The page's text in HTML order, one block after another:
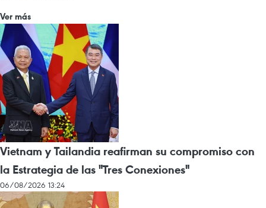
Ver más
Vietnam y Tailandia reafirman su compromiso con
la Estrategia de las "Tres Conexiones"
06/08/2026 13:24